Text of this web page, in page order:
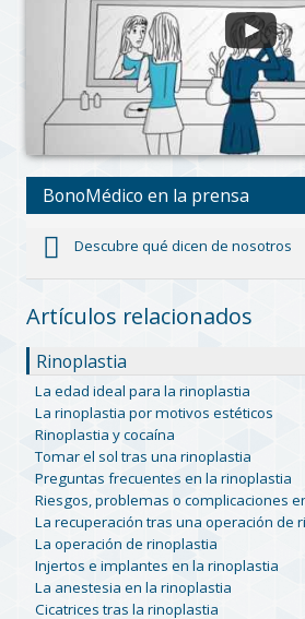
BonoMédico en la prensa
Descubre qué dicen de nosotros
Artículos relacionados
Rinoplastia
La edad ideal para la rinoplastia
La rinoplastia por motivos estéticos
Rinoplastia y cocaína
Tomar el sol tras una rinoplastia
Preguntas frecuentes en la rinoplastia
Riesgos, problemas o complicaciones
La recuperación tras una operación de
La operación de rinoplastia
Injertos e implantes en la rinoplastia
La anestesia en la rinoplastia
Cicatrices tras la rinoplastia